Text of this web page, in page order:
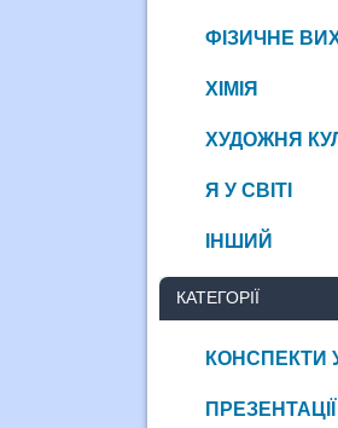
ФІЗИЧНЕ
ХІМІЯ
ХУДОЖНЯ
Я У СВІТІ
ІНШИЙ
КАТЕГОРІЇ
КОНСПЕКТИ
ПРЕЗЕНТАЦІЇ